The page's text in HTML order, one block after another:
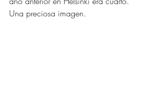
Una preciosa imagen.